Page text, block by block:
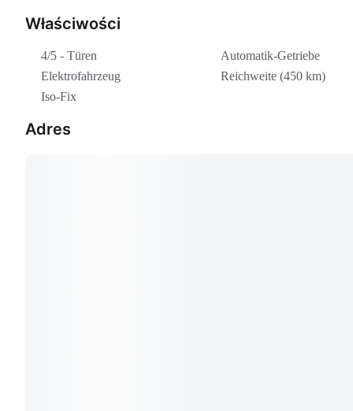
Właściwości
4/5 - Türen
Automatik-Getriebe
Elektrofahrzeug
Reichweite (450 km)
Iso-Fix
Adres